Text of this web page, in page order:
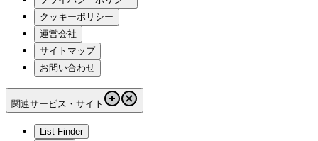
クッキーポリシー
運営会社
サイトマップ
お問い合わせ
関連サービス・サイト
List Finder